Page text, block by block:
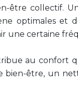
être collectif.
optimales et
une certaine
au confort
être, un